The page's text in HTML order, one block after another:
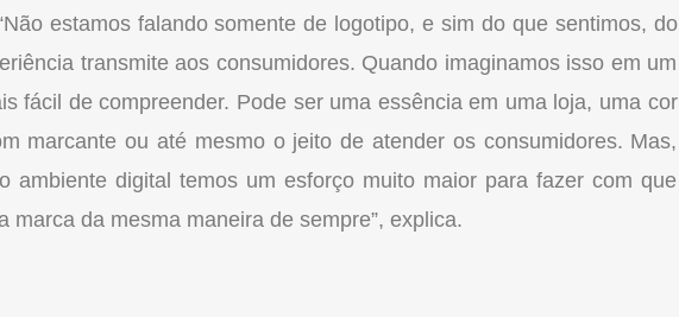
estamos falando somente de logotipo, e sim do que sentimos, do
transmite aos consumidores. Quando imaginamos isso em um
fácil de compreender. Pode ser uma essência em uma loja, uma cor
marcante ou até mesmo o jeito de atender os consumidores. Mas,
ambiente digital temos um esforço muito maior para fazer com que
marca da mesma maneira de sempre”, explica.